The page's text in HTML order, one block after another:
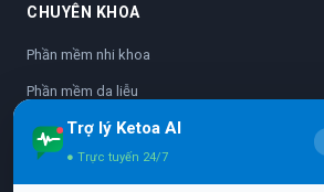
CHUYÊN KHOA
Phần mềm nhi khoa
Phần mềm da liễu
Phần mềm nhãn khoa
Phần mềm sản phụ khoa
Trợ lý Ketoa AI
● Trực tuyến 24/7